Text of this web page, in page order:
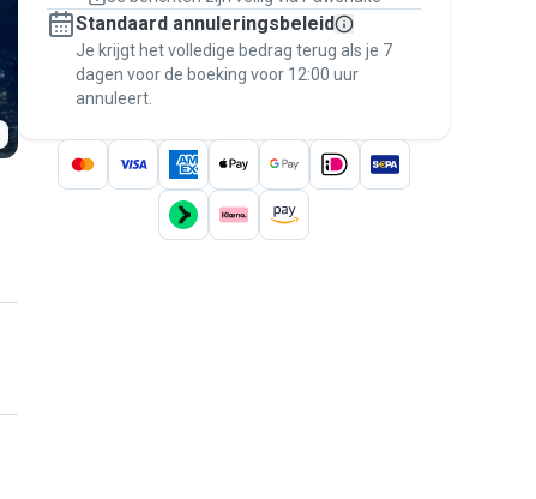
bericht tot betaling — en geniet van de
Pawshake Garantie.
Standaard annuleringsbeleid
Je krijgt het volledige bedrag terug als je 7
dagen voor de boeking voor 12:00 uur
annuleert.